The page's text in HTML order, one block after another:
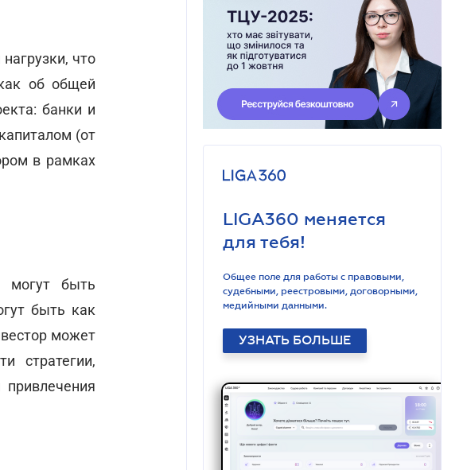
что
об общей
банки и
(от
в рамках
могут быть
быть как
может
стратегии,
LIGA360 меняется
для тебя!
Общее поле для работы с правовыми,
судебными, реестровыми, договорными,
медийными данными.
УЗНАТЬ БОЛЬШЕ